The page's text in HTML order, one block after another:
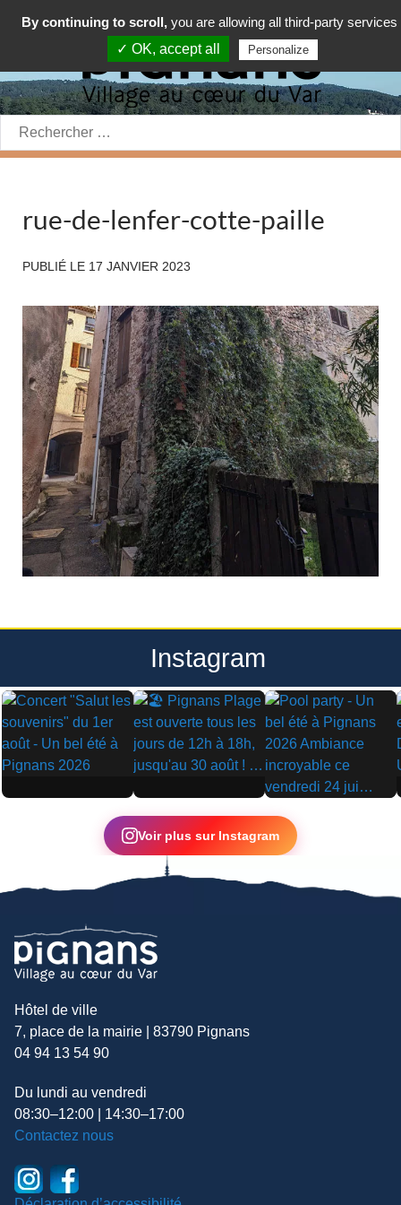
Rechercher:
rue-de-lenfer-cotte-paille
PUBLIÉ LE 17 JANVIER 2023
Instagram
▶ ▶
▶
Voir plus sur Instagram
Hôtel de ville
7, place de la mairie | 83790 Pignans
04 94 13 54 90
Du lundi au vendredi
08:30–12:00 | 14:30–17:00
Contactez nous
By continuing to scroll, you are allowing all third-party services
✓ OK, accept all
Personalize